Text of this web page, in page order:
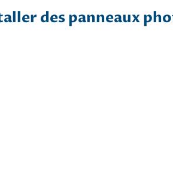
des panneaux